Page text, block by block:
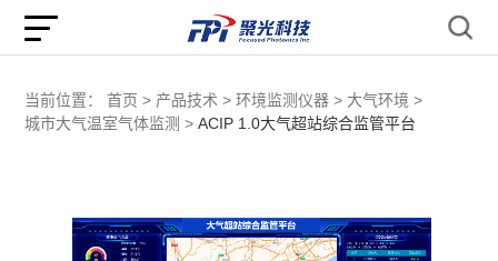
当前位置： 首页 > 产品技术 > 环境监测仪器 > 大气环境 >
城市大气温室气体监测 > ACIP 1.0大气超站综合监管平台